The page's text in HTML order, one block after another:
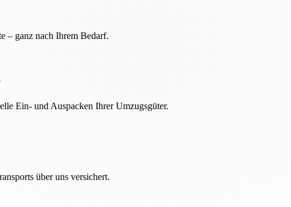
– ganz nach Ihrem Bedarf.
Ein- und Auspacken Ihrer Umzugsgüter.
über uns versichert.